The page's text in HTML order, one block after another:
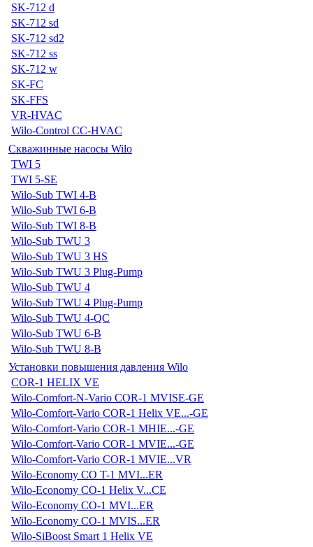
SK-712 d
SK-712 sd
SK-712 sd2
SK-712 ss
SK-712 w
SK-FC
SK-FFS
VR-HVAC
Wilo-Control CC-HVAC
Скважинные насосы Wilo
TWI 5
TWI 5-SE
Wilo-Sub TWI 4-B
Wilo-Sub TWI 6-B
Wilo-Sub TWI 8-B
Wilo-Sub TWU 3
Wilo-Sub TWU 3 HS
Wilo-Sub TWU 3 Plug-Pump
Wilo-Sub TWU 4
Wilo-Sub TWU 4 Plug-Pump
Wilo-Sub TWU 4-QC
Wilo-Sub TWU 6-B
Wilo-Sub TWU 8-B
Установки повышения давления Wilo
COR-1 HELIX VE
Wilo-Comfort-N-Vario COR-1 MVISE-GE
Wilo-Comfort-Vario COR-1 Helix VE...-GE
Wilo-Comfort-Vario COR-1 MHIE...-GE
Wilo-Comfort-Vario COR-1 MVIE...-GE
Wilo-Comfort-Vario COR-1 MVIE...VR
Wilo-Economy CO T-1 MVI...ER
Wilo-Economy CO-1 Helix V...CE
Wilo-Economy CO-1 MVI...ER
Wilo-Economy CO-1 MVIS...ER
Wilo-SiBoost Smart 1 Helix VE